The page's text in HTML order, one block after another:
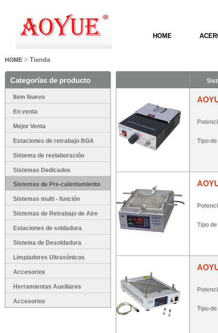
HOME
HOME > Tienda
Categorías de producto
Item Nuevo
En venta
Mejor Venta
Estaciones de retrabajo BGA
Sistema de reelaboración
infrarrojo
Sistemas Dedicados
Sistemas de Pre-calentamiento
Sistemas multi - función
Sistemas de Retrabajo de Aire
Caliente
Estaciones de soldadura
Sistema de Desoldadura
Limpiadores Ultrasónicos
Accesorios
Herramientas Auxiliares
Accesorios
Tipo
Tipo
Tipo